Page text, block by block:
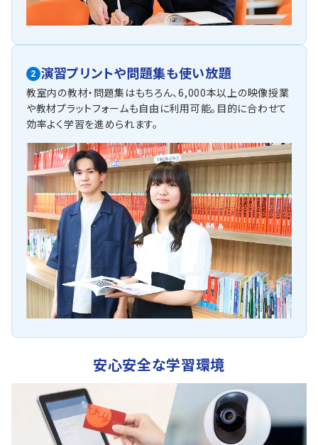
2 演習プリントや問題集も使い放題
教室内の教材・問題集はもちろん、6,000本以上の映像授業
や教材プラットフォームも自由に利用可能。目的に合わせて
効率よく学習を進められます。
安心安全な学習環境